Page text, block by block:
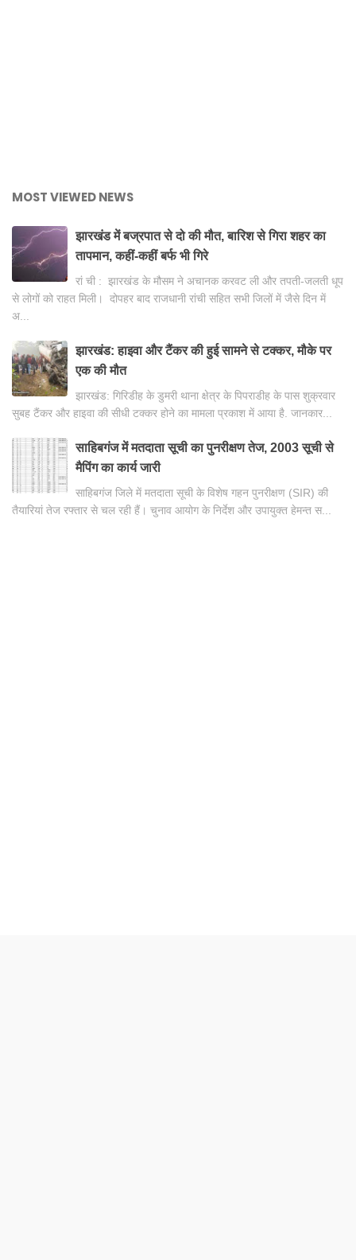
MOST VIEWED NEWS
झारखंड में बज्रपात से दो की मौत, बारिश से गिरा शहर का
तापमान, कहीं-कहीं बर्फ भी गिरे
रां ची : झारखंड के मौसम ने अचानक करवट ली और तपती-जलती धूप
से लोगों को राहत मिली। दोपहर बाद राजधानी रांची सहित सभी जिलों में जैसे दिन में
अ...
झारखंड: हाइवा और टैंकर की हुई सामने से टक्कर, मौके पर
एक की मौत
झारखंड: गिरिडीह के डुमरी थाना क्षेत्र के पिपराडीह के पास शुक्रवार
सुबह टैंकर और हाइवा की सीधी टक्कर होने का मामला प्रकाश में आया है. जानकार...
साहिबगंज में मतदाता सूची का पुनरीक्षण तेज, 2003 सूची से
मैपिंग का कार्य जारी
साहिबगंज जिले में मतदाता सूची के विशेष गहन पुनरीक्षण (SIR) की
तैयारियां तेज रफ्तार से चल रही हैं। चुनाव आयोग के निर्देश और उपायुक्त हेमन्त स...